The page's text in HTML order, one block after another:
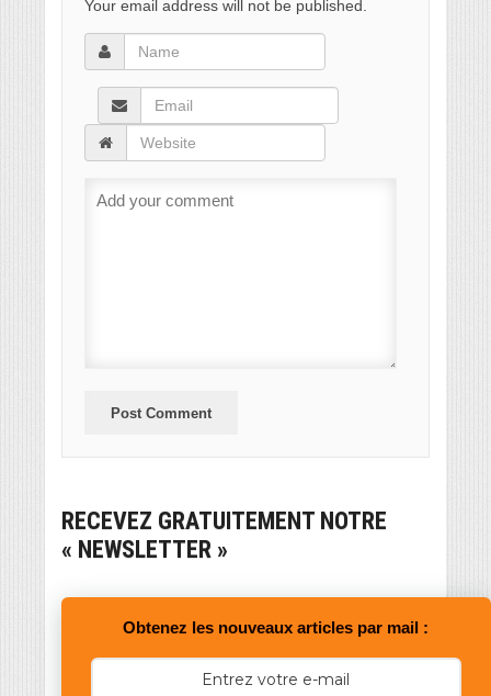
Your email address will not be published.
RECEVEZ GRATUITEMENT NOTRE
« NEWSLETTER »
Obtenez les nouveaux articles par mail :